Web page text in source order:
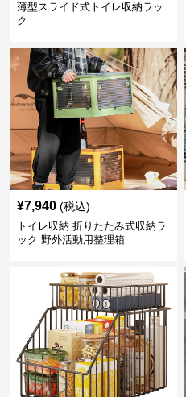
薄型スライド式トイレ収納ラッ
ク
¥7,940 (税込)
トイレ収納 折りたたみ式収納ラ
ック 野外活動用整理箱